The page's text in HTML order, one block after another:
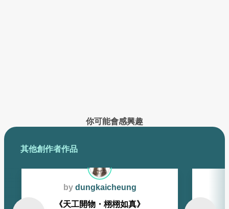
你可能會感興趣
其他創作者作品
by dungkaicheung
《天工開物・栩栩如真》